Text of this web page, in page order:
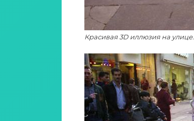
Красивая 3D иллюзия на улице.